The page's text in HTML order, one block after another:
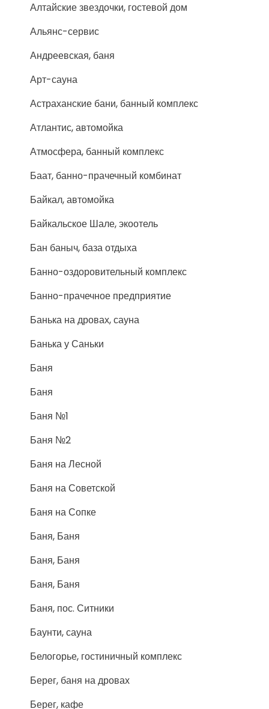
Алтайские звездочки, гостевой дом
Альянс-сервис
Андреевская, баня
Арт-сауна
Астраханские бани, банный комплекс
Атлантис, автомойка
Атмосфера, банный комплекс
Баат, банно-прачечный комбинат
Байкал, автомойка
Байкальское Шале, экоотель
Бан баныч, база отдыха
Банно-оздоровительный комплекс
Банно-прачечное предприятие
Банька на дровах, сауна
Банька у Саньки
Баня
Баня
Баня №1
Баня №2
Баня на Лесной
Баня на Советской
Баня на Сопке
Баня, Баня
Баня, Баня
Баня, Баня
Баня, пос. Ситники
Баунти, сауна
Белогорье, гостиничный комплекс
Берег, баня на дровах
Берег, кафе